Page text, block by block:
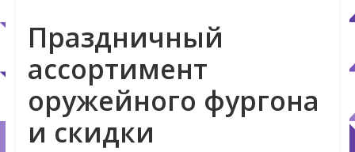
Праздничный
ассортимент
оружейного фургона
и скидки